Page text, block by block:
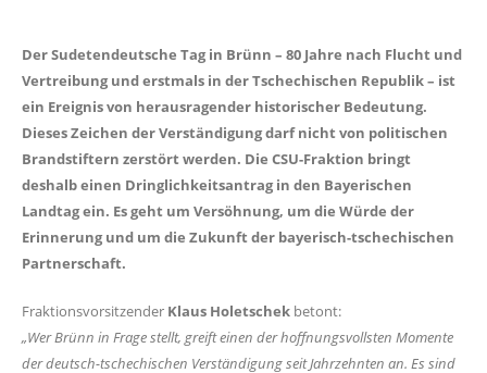
Der Sudetendeutsche Tag in Brünn – 80 Jahre nach Flucht und
Vertreibung und erstmals in der Tschechischen Republik – ist
ein Ereignis von herausragender historischer Bedeutung.
Dieses Zeichen der Verständigung darf nicht von politischen
Brandstiftern zerstört werden. Die CSU-Fraktion bringt
deshalb einen Dringlichkeitsantrag in den Bayerischen
Landtag ein. Es geht um Versöhnung, um die Würde der
Erinnerung und um die Zukunft der bayerisch-tschechischen
Partnerschaft.
Fraktionsvorsitzender Klaus Holetschek betont:
Wer Brünn in Frage stellt, greift einen der hoffnungsvollsten Momente
der deutsch-tschechischen Verständigung seit Jahrzehnten an. Es sind